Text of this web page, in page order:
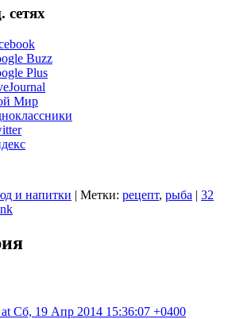
сетях
и напитки | Метки: рецепт, рыба | 32
at Сб, 19 Апр 2014 15:36:07 +0400